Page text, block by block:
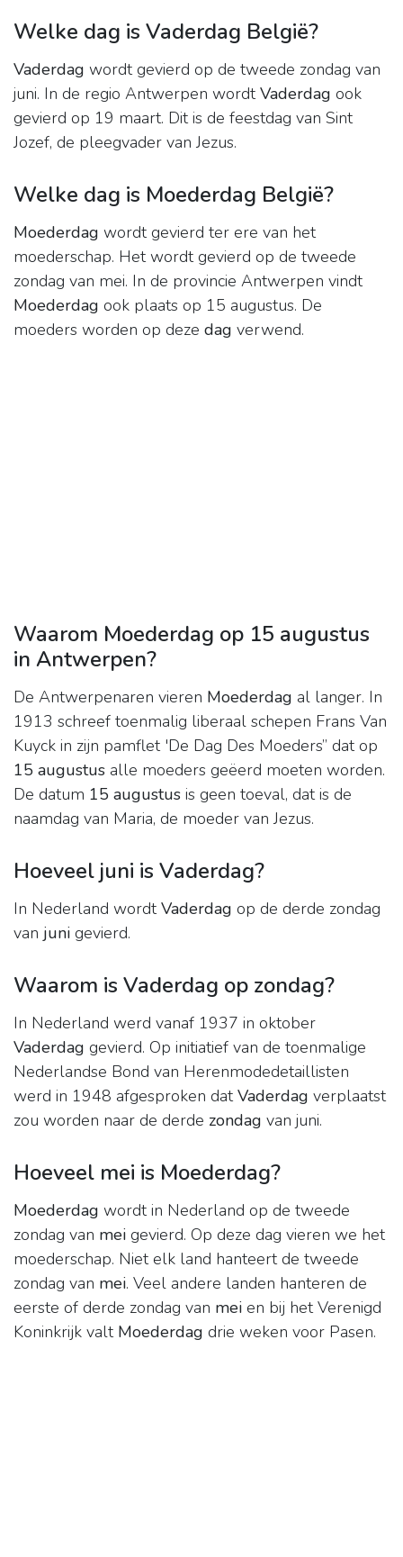
Welke dag is Vaderdag België?
Vaderdag wordt gevierd op de tweede zondag van
juni. In de regio Antwerpen wordtVaderdag ook
gevierd op 19 maart. Dit is de feestdag van Sint
Jozef, de pleegvader van Jezus.
Welke dag is Moederdag België?
Moederdag wordt gevierd ter ere van het
moederschap. Het wordt gevierd op de tweede
zondag van mei. In de provincie Antwerpen vindt
Moederdag ook plaats op 15 augustus. De
moeders worden op deze dag verwend.
Waarom Moederdag op 15 augustus
in Antwerpen?
De Antwerpenaren vieren Moederdag al langer. In
1913 schreef toenmalig liberaal schepen Frans Van
Kuyck in zijn pamflet 'De Dag Des Moeders” dat op
15 augustus alle moeders geëerd moeten worden.
De datum 15 augustus is geen toeval, dat is de
naamdag van Maria, de moeder van Jezus.
Hoeveel juni is Vaderdag?
In Nederland wordtVaderdag op de derde zondag
van juni gevierd.
Waarom is Vaderdag op zondag?
In Nederland werd vanaf 1937 in oktober
Vaderdag gevierd. Op initiatief van de toenmalige
Nederlandse Bond van Herenmodedetaillisten
werd in 1948 afgesproken datVaderdag verplaatst
zou worden naar de derde zondag van juni.
Hoeveel mei is Moederdag?
Moederdag wordt in Nederland op de tweede
zondag van mei gevierd. Op deze dag vieren we het
moederschap. Niet elk land hanteert de tweede
zondag van mei. Veel andere landen hanteren de
eerste of derde zondag van mei en bij het Verenigd
Koninkrijk valt Moederdag drie weken voor Pasen.